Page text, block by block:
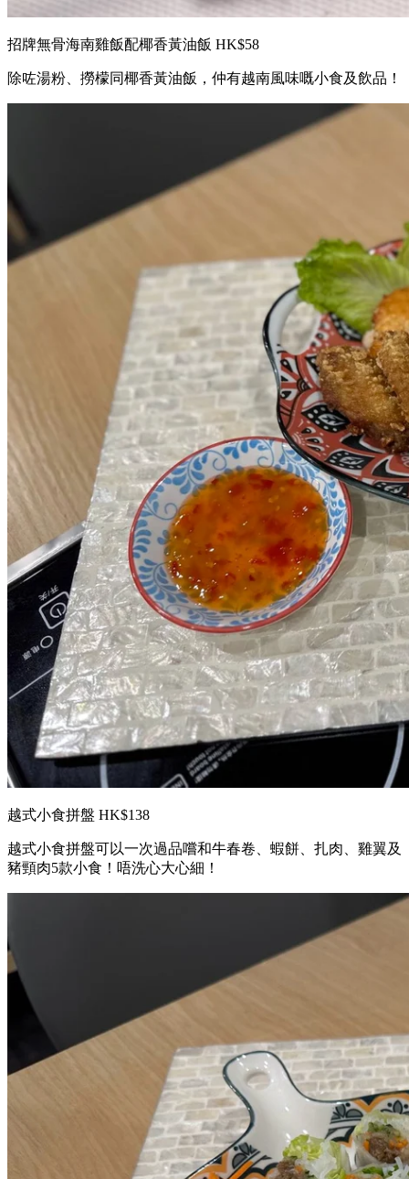
招牌無骨海南雞飯配椰香黃油飯 HK$58
除咗湯粉、撈檬同椰香黃油飯，仲有越南風味嘅小食及飲品！
越式小食拼盤 HK$138
越式小食拼盤可以一次過品嚐和牛春卷、蝦餅、扎肉、雞翼及
豬頸肉5款小食！唔洗心大心細！